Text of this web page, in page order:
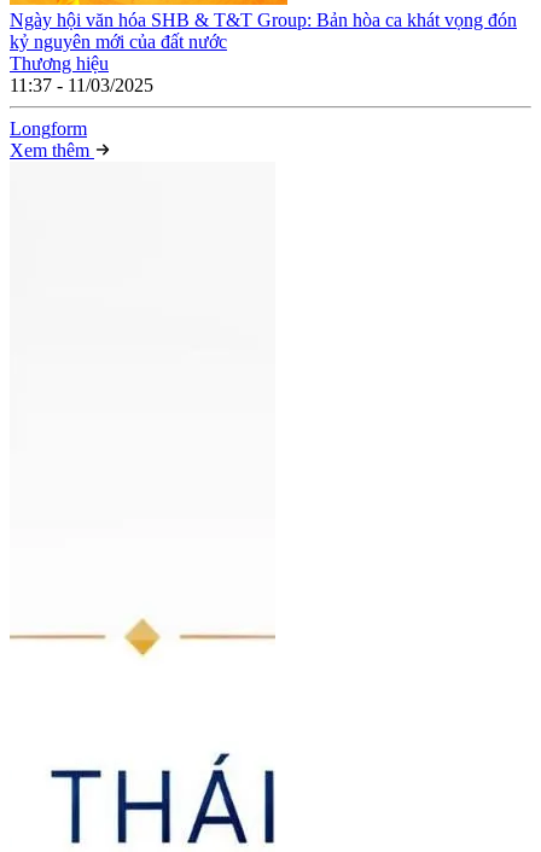
Ngày hội văn hóa SHB & T&T Group: Bản hòa ca khát vọng đón
kỷ nguyên mới của đất nước
Thương hiệu
11:37 - 11/03/2025
Longform
Xem thêm